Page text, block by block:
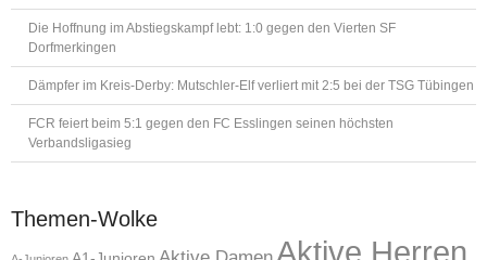
Die Hoffnung im Abstiegskampf lebt: 1:0 gegen den Vierten SF
Dorfmerkingen
Dämpfer im Kreis-Derby: Mutschler-Elf verliert mit 2:5 bei der TSG Tübingen
FCR feiert beim 5:1 gegen den FC Esslingen seinen höchsten
Verbandsligasieg
Themen-Wolke
Aktive Herren